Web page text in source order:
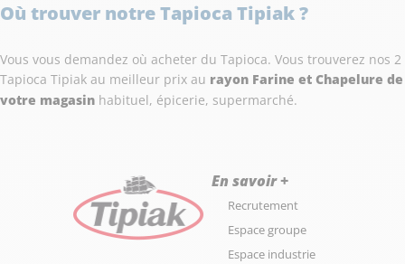
Où trouver notre Tapioca Tipiak ?
Vous vous demandez où acheter du Tapioca. Vous trouverez nos 2
Tapioca Tipiak au meilleur prix au rayon Farine et Chapelure de
votre magasin habituel, épicerie, supermarché.
En savoir +
Recrutement
Espace groupe
Espace industrie